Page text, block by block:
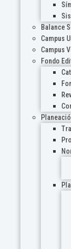
Balance
Campus
Campus
Fondo